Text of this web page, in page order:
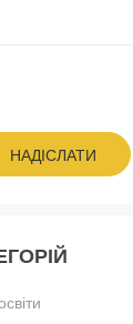
НАДІСЛАТИ